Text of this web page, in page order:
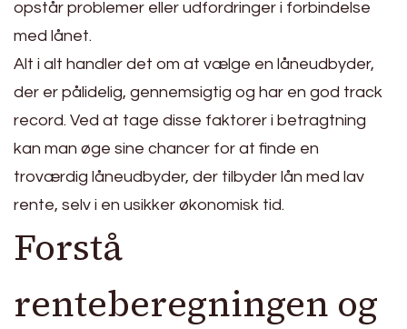
opstår problemer eller udfordringer i forbindelse
med lånet.
Alt i alt handler det om at vælge en låneudbyder,
der er pålidelig, gennemsigtig og har en god track
record. Ved at tage disse faktorer i betragtning
kan man øge sine chancer for at finde en
troværdig låneudbyder, der tilbyder lån med lav
rente, selv i en usikker økonomisk tid.
Forstå
renteberegningen og